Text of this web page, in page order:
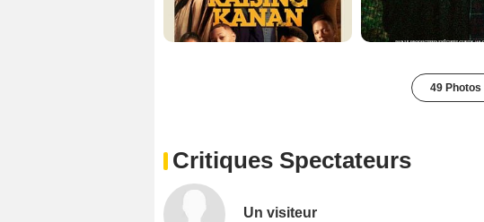
49 Photos
Critiques Spectateurs
Un visiteur